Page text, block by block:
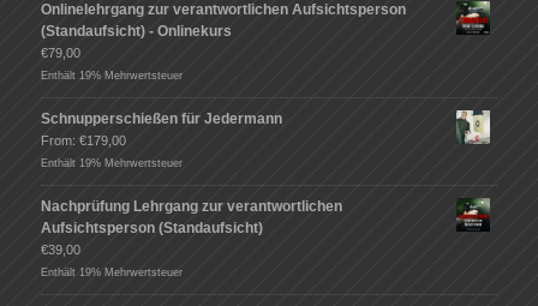
Onlinelehrgang zur verantwortlichen Aufsichtsperson
(Standaufsicht) - Onlinekurs
€79,00
Enthält 19% Mehrwertsteuer
Schnupperschießen für Jedermann
From: €179,00
Enthält 19% Mehrwertsteuer
Nachprüfung Lehrgang zur verantwortlichen
Aufsichtsperson (Standaufsicht)
€39,00
Enthält 19% Mehrwertsteuer